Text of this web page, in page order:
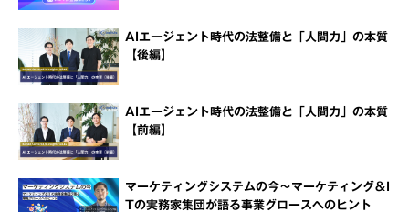
AIエージェント時代の法整備と「人間力」の本質
【後編】
AIエージェント時代の法整備と「人間力」の本質
【前編】
マーケティングシステムの今～マーケティング＆I
Tの実務家集団が語る事業グロースへのヒント